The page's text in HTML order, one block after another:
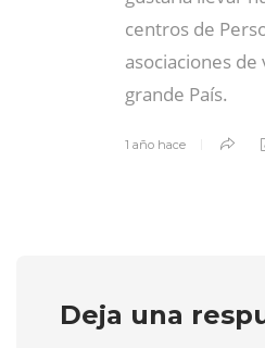
centros de
asociaciones
grande País.
1 año hace
Deja una